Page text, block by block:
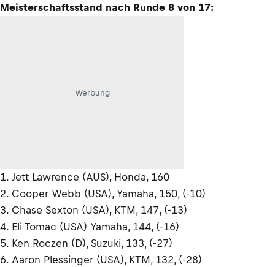
Meisterschaftsstand nach Runde 8 von 17:
Werbung
1. Jett Lawrence (AUS), Honda, 160
2. Cooper Webb (USA), Yamaha, 150, (-10)
3. Chase Sexton (USA), KTM, 147, (-13)
4. Eli Tomac (USA) Yamaha, 144, (-16)
5. Ken Roczen (D), Suzuki, 133, (-27)
6. Aaron Plessinger (USA), KTM, 132, (-28)